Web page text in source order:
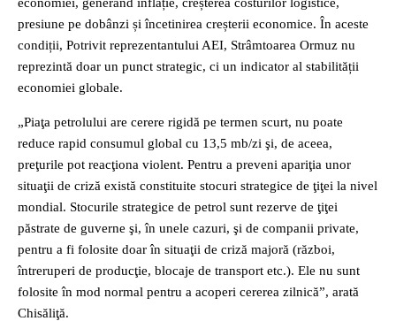
presiune pe dobânzi și încetinirea creșterii economice. În aceste
condiții, Potrivit reprezentantului AEI, Strâmtoarea Ormuz nu
reprezintă doar un punct strategic, ci un indicator al stabilității
economiei globale.
„Piaţa petrolului are cerere rigidă pe termen scurt, nu poate
reduce rapid consumul global cu 13,5 mb/zi şi, de aceea,
preţurile pot reacţiona violent. Pentru a preveni apariţia unor
situaţii de criză există constituite stocuri strategice de ţiţei la nivel
mondial. Stocurile strategice de petrol sunt rezerve de ţiţei
păstrate de guverne şi, în unele cazuri, şi de companii private,
pentru a fi folosite doar în situaţii de criză majoră (război,
întreruperi de producţie, blocaje de transport etc.). Ele nu sunt
folosite în mod normal pentru a acoperi cererea zilnică”, arată
Chisăliţă.